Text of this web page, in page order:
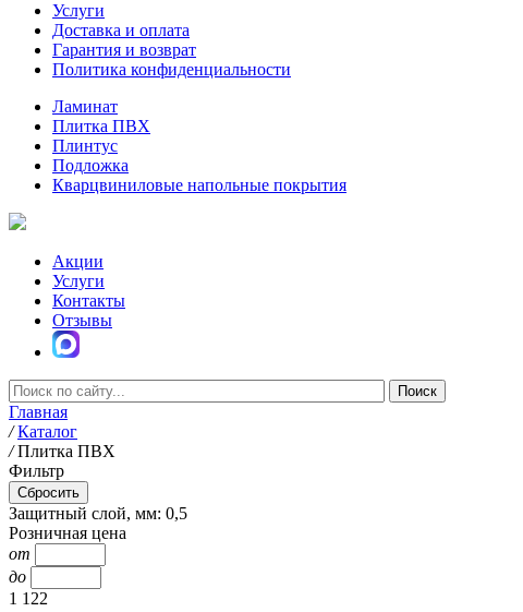
Услуги
Доставка и оплата
Гарантия и возврат
Политика конфиденциальности
Ламинат
Плитка ПВХ
Плинтус
Подложка
Кварцвиниловые напольные покрытия
Акции
Услуги
Контакты
Отзывы
Главная
/ Каталог
/ Плитка ПВХ
Фильтр
Защитный слой, мм: 0,5
Розничная цена
от
до
1 122